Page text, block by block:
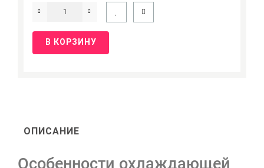
В КОРЗИНУ
ОПИСАНИЕ
Особенности охлаждающей